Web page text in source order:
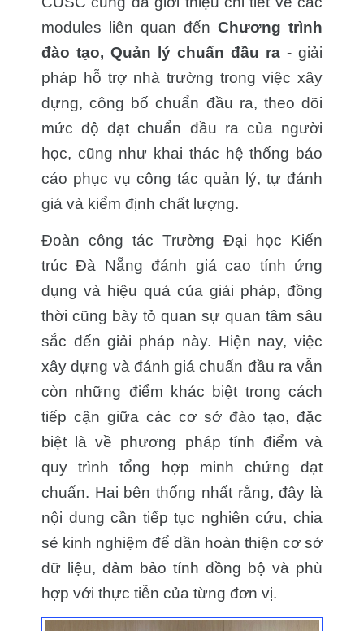
modules liên quan đến Chương trình
đào tạo, Quản lý chuẩn đầu ra - giải
pháp hỗ trợ nhà trường trong việc xây
dựng, công bố chuẩn đầu ra, theo dõi
mức độ đạt chuẩn đầu ra của người
học, cũng như khai thác hệ thống báo
cáo phục vụ công tác quản lý, tự đánh
giá và kiểm định chất lượng.
Đoàn công tác Trường Đại học Kiến
trúc Đà Nẵng đánh giá cao tính ứng
dụng và hiệu quả của giải pháp, đồng
thời cũng bày tỏ quan sự quan tâm sâu
sắc đến giải pháp này. Hiện nay, việc
xây dựng và đánh giá chuẩn đầu ra vẫn
còn những điểm khác biệt trong cách
tiếp cận giữa các cơ sở đào tạo, đặc
biệt là về phương pháp tính điểm và
quy trình tổng hợp minh chứng đạt
chuẩn. Hai bên thống nhất rằng, đây là
nội dung cần tiếp tục nghiên cứu, chia
sẻ kinh nghiệm để dần hoàn thiện cơ sở
dữ liệu, đảm bảo tính đồng bộ và phù
hợp với thực tiễn của từng đơn vị.